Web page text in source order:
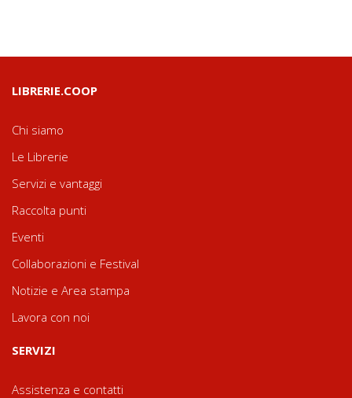
LIBRERIE.COOP
Chi siamo
Le Librerie
Servizi e vantaggi
Raccolta punti
Eventi
Collaborazioni e Festival
Notizie e Area stampa
Lavora con noi
SERVIZI
Assistenza e contatti